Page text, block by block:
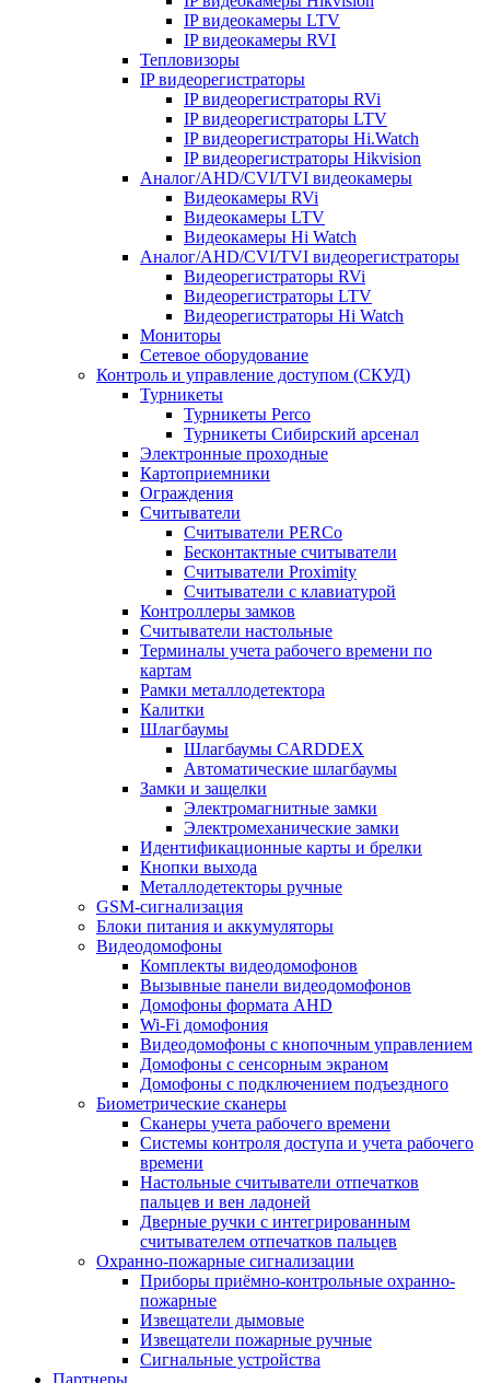
IP видеокамеры LTV
IP видеокамеры RVI
Тепловизоры
IP видеорегистраторы
IP видеорегистраторы RVi
IP видеорегистраторы LTV
IP видеорегистраторы Hi.Watch
IP видеорегистраторы Hikvision
Аналог/AHD/CVI/TVI видеокамеры
Видеокамеры RVi
Видеокамеры LTV
Видеокамеры Hi Watch
Аналог/AHD/CVI/TVI видеорегистраторы
Видеорегистраторы RVi
Видеорегистраторы LTV
Видеорегистраторы Hi Watch
Мониторы
Сетевое оборудование
Контроль и управление доступом (СКУД)
Турникеты
Турникеты Perco
Турникеты Сибирский арсенал
Электронные проходные
Картоприемники
Ограждения
Считыватели
Считыватели PERCo
Бесконтактные считыватели
Считыватели Proximity
Считыватели с клавиатурой
Контроллеры замков
Считыватели настольные
Терминалы учета рабочего времени по
картам
Рамки металлодетектора
Калитки
Шлагбаумы
Шлагбаумы CARDDEX
Автоматические шлагбаумы
Замки и защелки
Электромагнитные замки
Электромеханические замки
Идентификационные карты и брелки
Кнопки выхода
Металлодетекторы ручные
GSM-сигнализация
Блоки питания и аккумуляторы
Видеодомофоны
Комплекты видеодомофонов
Вызывные панели видеодомофонов
Домофоны формата AHD
Wi-Fi домофония
Видеодомофоны с кнопочным управлением
Домофоны с сенсорным экраном
Домофоны с подключением подъездного
Биометрические сканеры
Сканеры учета рабочего времени
Системы контроля доступа и учета рабочего
времени
Настольные считыватели отпечатков
пальцев и вен ладоней
Дверные ручки с интегрированным
считывателем отпечатков пальцев
Охранно-пожарные сигнализации
Приборы приёмно-контрольные охранно-
пожарные
Извещатели дымовые
Извещатели пожарные ручные
Сигнальные устройства
Партнеры